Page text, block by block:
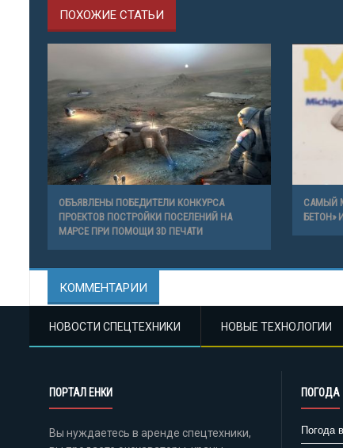
ПОХОЖИЕ СТАТЬИ
ОБЪЯВЛЕНЫ ПОБЕДИТЕЛИ КОНКУРСА
ПРОЕКТОВ ПОСТРОЙКИ ПОСЕЛЕНИЙ НА
МАРСЕ ПРИ ПОМОЩИ 3D ПЕЧАТИ
САМЫЙ
КОММЕНТАРИИ
НОВОСТИ СПЕЦТЕХНИКИ НОВЫЕ ТЕХНОЛОГИИ
ПОРТАЛ ЕНКИ
Вы нуждаетесь в аренде спецтехники,
ПОГОДА
Погода